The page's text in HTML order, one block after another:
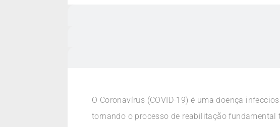
O Coronavírus (COVID-19) é uma doença
tornando o processo de reabilitação